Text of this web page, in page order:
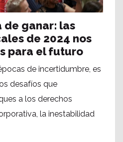
de ganar: las
de 2024 nos
para el futuro
de incertidumbre, es
desafíos que
a los derechos
la inestabilidad